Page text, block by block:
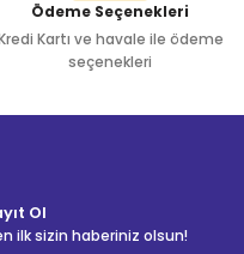
Ödeme Seçenekleri
Kartı ve havale ile ödeme
seçenekleri
Ol
ilk sizin haberiniz olsun!